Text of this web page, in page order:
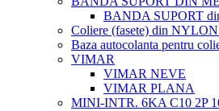
BANDA SUPORT
Coliere (fasete) din
Baza autocolanta pentru
VIMAR
VIMAR NEVE
VIMAR PLANA
MINI-INTR. 6KA C10 2P